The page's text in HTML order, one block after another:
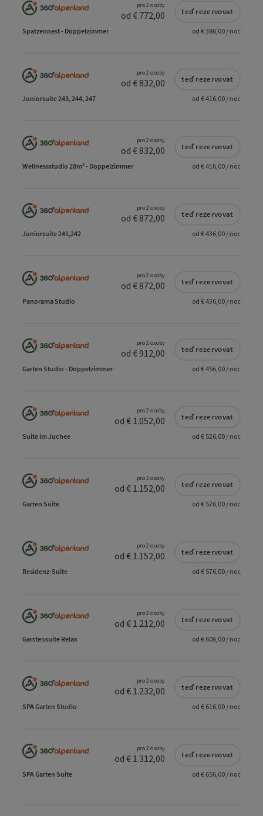
pro 2 osoby
od € 772,00 teď rezervovat
Spatzennest - Doppelzimmer od € 386,00 / noc
pro 2 osoby
od € 832,00 teď rezervovat
Juniorsuite 243, 244, 247 od € 416,00 / noc
pro 2 osoby
od € 832,00 teď rezervovat
Wellnessstudio 28m² - Doppelzimmer od € 416,00 / noc
pro 2 osoby
od € 872,00 teď rezervovat
Juniorsuite 241,242 od € 436,00 / noc
pro 2 osoby
od € 872,00 teď rezervovat
Panorama Studio od € 436,00 / noc
pro 2 osoby
od € 912,00 teď rezervovat
Garten Studio - Doppelzimmer od € 456,00 / noc
pro 2 osoby
od € 1.052,00 teď rezervovat
Suite im Juchee od € 526,00 / noc
pro 2 osoby
od € 1.152,00 teď rezervovat
Garten Suite od € 576,00 / noc
pro 2 osoby
od € 1.152,00 teď rezervovat
Residenz-Suite od € 576,00 / noc
pro 2 osoby
od € 1.212,00 teď rezervovat
Garstensuite Relax od € 606,00 / noc
pro 2 osoby
od € 1.232,00 teď rezervovat
SPA Garten Studio od € 616,00 / noc
pro 2 osoby
od € 1.312,00 teď rezervovat
SPA Garten Suite od € 656,00 / noc